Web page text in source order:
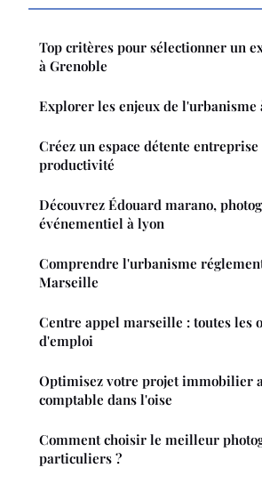
Top critères pour sélectionner un
à Grenoble
Explorer les enjeux de l'urbanisme
Créez un espace détente
productivité
Découvrez Édouard marano,
événementiel à lyon
Comprendre l'urbanisme
Marseille
Centre appel marseille : toutes les
d'emploi
Optimisez votre projet immobilier
comptable dans l'oise
Comment choisir le meilleur
particuliers ?